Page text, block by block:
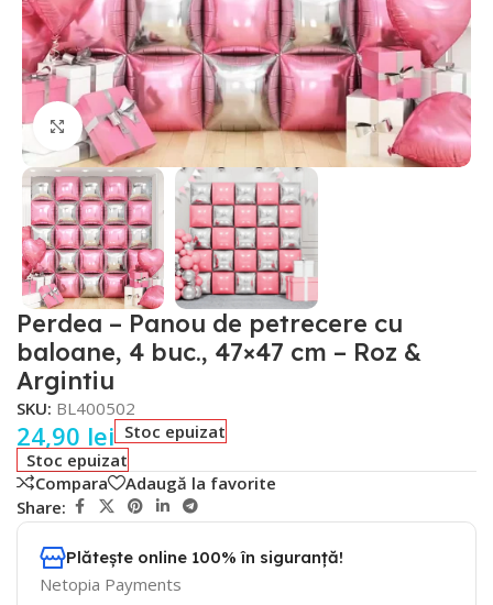
Faceți click pentru a mări
Perdea – Panou de petrecere cu
baloane, 4 buc., 47×47 cm – Roz &
Argintiu
SKU: BL400502
24,90 lei Stoc epuizat
Stoc epuizat
Compara
Adaugă la favorite
Share:
Plătește online 100% în siguranță!
Netopia Payments